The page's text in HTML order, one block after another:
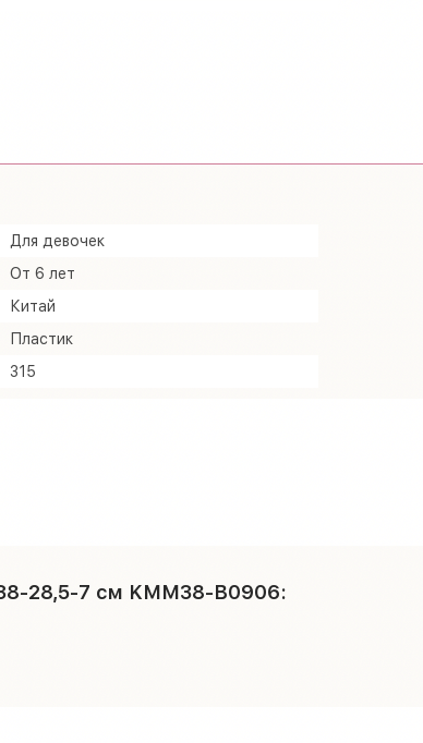
Для девочек
От 6 лет
Китай
Пластик
315
28,5-7 см KMM38-B0906: